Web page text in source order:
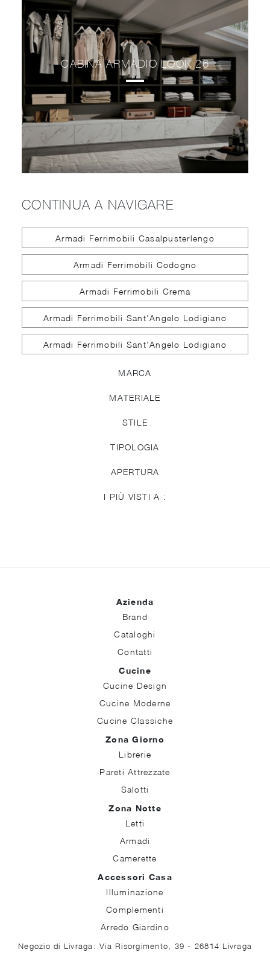
CABINA ARMADIO LOOK 26
CONTINUA A NAVIGARE
Armadi Ferrimobili Casalpusterlengo
Armadi Ferrimobili Codogno
Armadi Ferrimobili Crema
Armadi Ferrimobili Sant'Angelo Lodigiano
Armadi Ferrimobili Sant'Angelo Lodigiano
MARCA
MATERIALE
STILE
TIPOLOGIA
APERTURA
I PIÙ VISTI A :
Azienda
Brand
Cataloghi
Contatti
Cucine
Cucine Design
Cucine Moderne
Cucine Classiche
Zona Giorno
Librerie
Pareti Attrezzate
Salotti
Zona Notte
Letti
Armadi
Camerette
Accessori Casa
Illuminazione
Complementi
Arredo Giardino
Negozio di Livraga: Via Risorgimento, 39 - 26814 Livraga